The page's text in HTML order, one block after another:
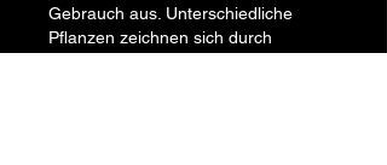
Gebrauch aus. Unterschiedliche
Pflanzen zeichnen sich durch